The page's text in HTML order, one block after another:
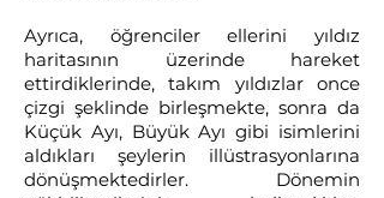
Ayrıca, öğrenciler ellerini yıldız
haritasının üzerinde hareket
ettirdiklerinde, takım yıldızlar once
çizgi şeklinde birleşmekte, sonra da
Küçük Ayı, Büyük Ayı gibi isimlerini
aldıkları şeylerin illüstrasyonlarına
dönüşmektedirler. Dönemin